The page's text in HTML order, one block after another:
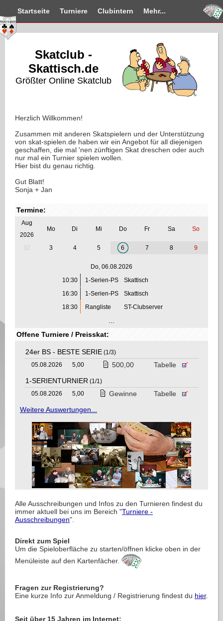
Startseite Turniere Clubintern Mehr...
Skatclub -
Skattisch.de
Größter Online Skatclub
Herzlich Willkommen!
Zusammen mit anderen Skatspielern und der Unterstützung
von skat-spielen.de haben wir ein Angebot für all diejenigen
geschaffen, die mal 'nen zünftigen Skat dreschen oder auch
nur mal ein Turnier spielen wollen.
Hier bist du genau richtig.
Gut Blatt!
Sonja + Jan
Termine:
Aug
2026
Mo Di Mi Do Fr Sa So
32 3 4 5 6 7 8 9
Do, 06.08.2026
10:30
1-Serien-PS
Skattisch
16:30
1-Serien-PS
Skattisch
18:30
Rangliste ST-Clubserver
Offene Turniere / Preisskat:
24er BS - BESTE SERIE (1/3)
05.08.2026
5,00 500,00
Tabelle
1-SERIENTURNIER (1/1)
05.08.2026
5,00 Gewinne
Tabelle
Weitere Auswertungen...
Alle Ausschreibungen und Infos zu den Turnieren findest du
immer aktuell bei uns im Bereich "Turniere -
Ausschreibungen".
Direkt zum Spiel
Um die Spieloberfläche zu starten/öffnen klicke oben in der
Menüleiste auf den Kartenfächer.
Fragen zur Registrierung?
Eine kurze Info zur Anmeldung / Registrierung findest du hier.
Seit über 15 Jahren im Internet: